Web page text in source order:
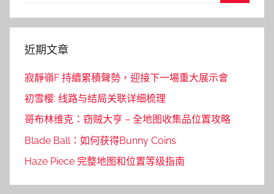
近期文章
寂靜嶺F 持續累積聲勢，迎接下一場重大展示會
初雪樱: 线路与结局关联详细梳理
哥布林维克：窃贼大亨 – 全地图收集品位置攻略
Blade Ball：如何获得Bunny Coins
Haze Piece 完整地图和位置等级指南